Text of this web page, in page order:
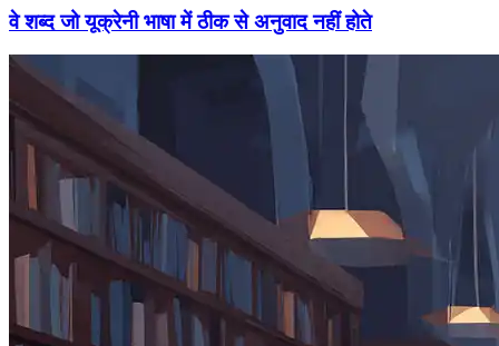
वे शब्द जो यूक्रेनी भाषा में ठीक से अनुवाद नहीं होते